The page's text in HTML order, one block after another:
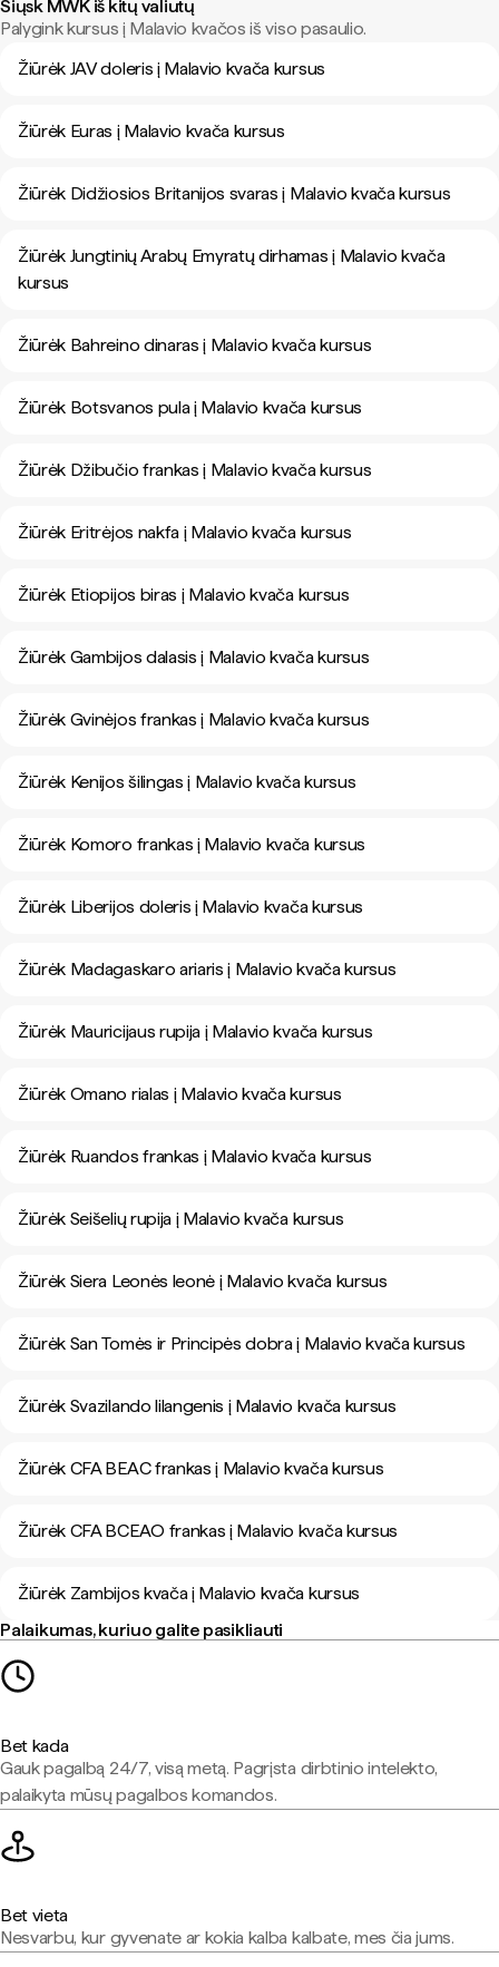
Siųsk MWK iš kitų valiutų
Palygink kursus į Malavio kvačos iš viso pasaulio.
Žiūrėk JAV doleris į Malavio kvača kursus
Žiūrėk Euras į Malavio kvača kursus
Žiūrėk Didžiosios Britanijos svaras į Malavio kvača kursus
Žiūrėk Jungtinių Arabų Emyratų dirhamas į Malavio kvača
kursus
Žiūrėk Bahreino dinaras į Malavio kvača kursus
Žiūrėk Botsvanos pula į Malavio kvača kursus
Žiūrėk Džibučio frankas į Malavio kvača kursus
Žiūrėk Eritrėjos nakfa į Malavio kvača kursus
Žiūrėk Etiopijos biras į Malavio kvača kursus
Žiūrėk Gambijos dalasis į Malavio kvača kursus
Žiūrėk Gvinėjos frankas į Malavio kvača kursus
Žiūrėk Kenijos šilingas į Malavio kvača kursus
Žiūrėk Komoro frankas į Malavio kvača kursus
Žiūrėk Liberijos doleris į Malavio kvača kursus
Žiūrėk Madagaskaro ariaris į Malavio kvača kursus
Žiūrėk Mauricijaus rupija į Malavio kvača kursus
Žiūrėk Omano rialas į Malavio kvača kursus
Žiūrėk Ruandos frankas į Malavio kvača kursus
Žiūrėk Seišelių rupija į Malavio kvača kursus
Žiūrėk Siera Leonės leonė į Malavio kvača kursus
Žiūrėk San Tomės ir Principės dobra į Malavio kvača kursus
Žiūrėk Svazilando lilangenis į Malavio kvača kursus
Žiūrėk CFA BEAC frankas į Malavio kvača kursus
Žiūrėk CFA BCEAO frankas į Malavio kvača kursus
Žiūrėk Zambijos kvača į Malavio kvača kursus
Palaikumas, kuriuo galite pasikliauti
Bet kada
Gauk pagalbą 24/7, visą metą. Pagrįsta dirbtinio intelekto,
palaikyta mūsų pagalbos komandos.
Bet vieta
Nesvarbu, kur gyvenate ar kokia kalba kalbate, mes čia jums.